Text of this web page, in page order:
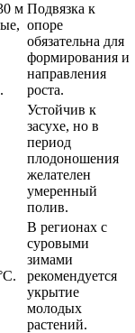
м Подвязка к
опоре
обязательна для
формирования и
направления
роста.
Устойчив к
засухе, но в
период
плодоношения
желателен
умеренный
полив.
В регионах с
суровыми
зимами
рекомендуется
укрытие
молодых
растений.